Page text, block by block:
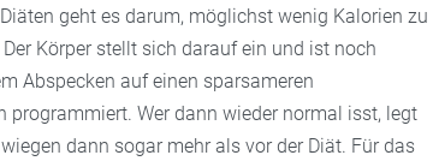
geht es darum, möglichst wenig Kalorien zu
Körper stellt sich darauf ein und ist noch
Abspecken auf einen sparsameren
programmiert. Wer dann wieder normal isst, legt
dann sogar mehr als vor der Diät. Für das